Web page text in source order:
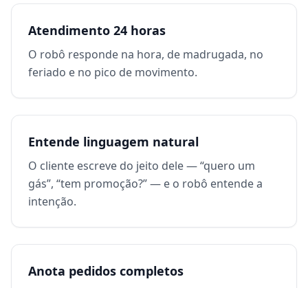
Atendimento 24 horas
O robô responde na hora, de madrugada, no
feriado e no pico de movimento.
Entende linguagem natural
O cliente escreve do jeito dele — “quero um
gás”, “tem promoção?” — e o robô entende a
intenção.
Anota pedidos completos